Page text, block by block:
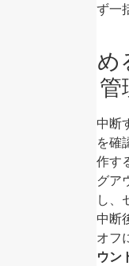
金ほど、分割せず
途中で止
カウント管
途中でプレイを中
状態であることを
アカウントを操作
があります。ログ
が有効かを確認し
要です。また、中
ログイン機能をオ
アカウ